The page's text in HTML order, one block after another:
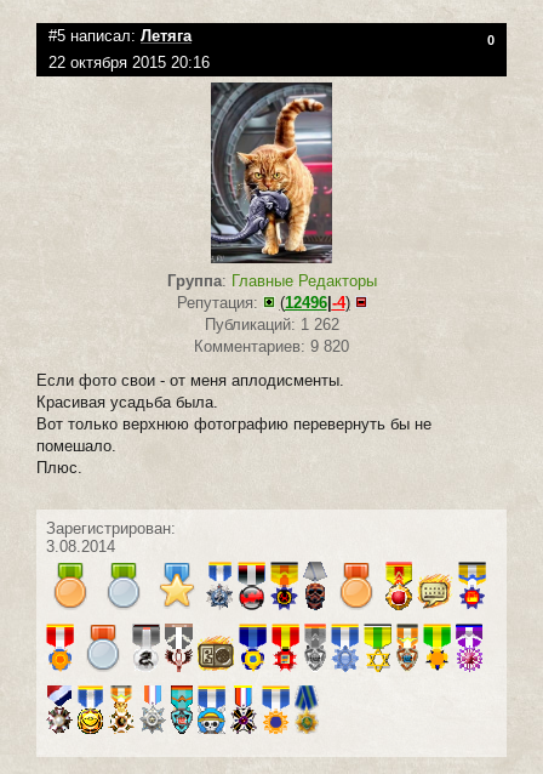
#5 написал: Летяга 0
22 октября 2015 20:16
Группа: Главные Редакторы
Репутация:
(12496| -4)
Публикаций: 1 262
Комментариев: 9 820
Если фото свои - от меня аплодисменты.
Красивая усадьба была.
Вот только верхнюю фотографию перевернуть бы не
помешало.
Плюс.
Зарегистрирован:
3.08.2014